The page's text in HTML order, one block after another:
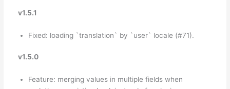
v1.5.1
Fixed: loading `translation` by `user` locale (#71).
v1.5.0
Feature: merging values in multiple fields when